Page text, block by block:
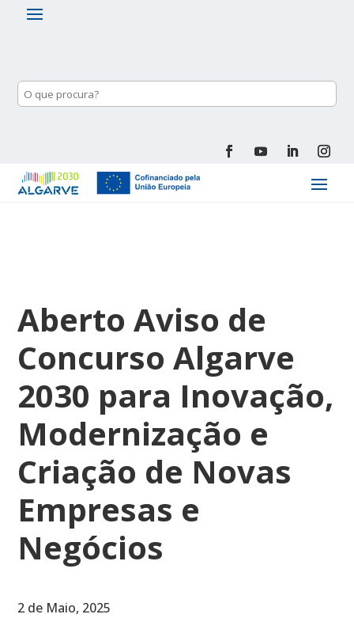
Aberto Aviso de
Concurso Algarve
2030 para Inovação,
Modernização e
Criação de Novas
Empresas e
Negócios
2 de Maio, 2025